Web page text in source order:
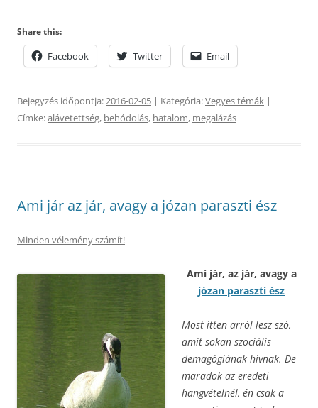
Share this:
Facebook Twitter Email
Bejegyzés időpontja:2016-02-05 | Kategória:Vegyes témák |
Címke:alávetettség, behódolás, hatalom, megalázás
Ami jár az jár, avagy a józan paraszti ész
Minden vélemény számít!
Ami jár, az jár, avagy a
józan paraszti ész
Most itten arról lesz szó,
amit sokan szociális
demagógiának hívnak. De
maradok az eredeti
hangvételnél, én csak a